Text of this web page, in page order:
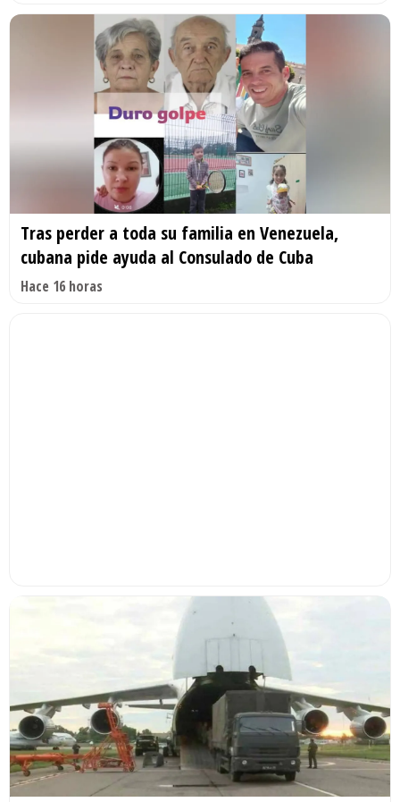
Tras perder a toda su familia en Venezuela,
cubana pide ayuda al Consulado de Cuba
Hace 16 horas